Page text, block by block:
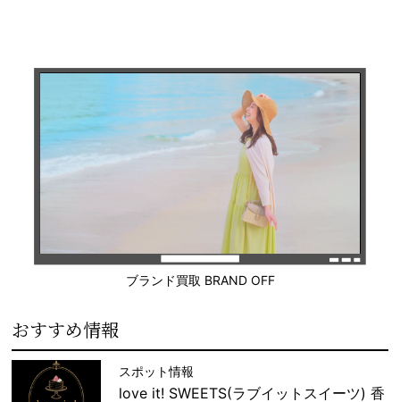
ブランド買取 BRAND OFF
おすすめ情報
スポット情報
love it! SWEETS(ラブイットスイーツ) 香